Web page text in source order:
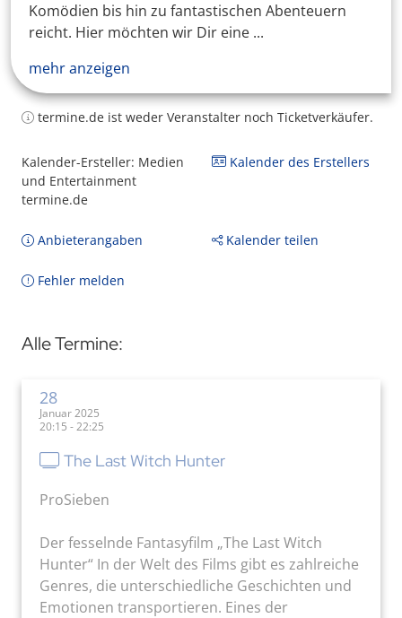
Komödien bis hin zu fantastischen Abenteuern
reicht. Hier möchten wir Dir eine ...
mehr anzeigen
termine.de ist weder Veranstalter noch Ticketverkäufer.
Kalender-Ersteller: Medien
und Entertainment
termine.de
Kalender des Erstellers
Anbieterangaben Kalender teilen
Fehler melden
Alle Termine:
28
Januar 2025
20:15 - 22:25
The Last Witch Hunter
ProSieben
Der fesselnde Fantasyfilm „The Last Witch
Hunter“ In der Welt des Films gibt es zahlreiche
Genres, die unterschiedliche Geschichten und
Emotionen transportieren. Eines der